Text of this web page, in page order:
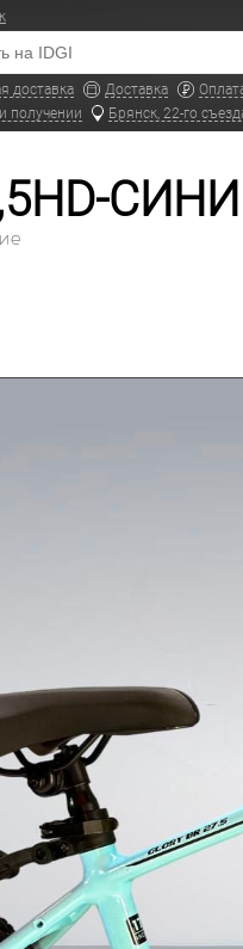
доставка Доставка
получении
Брянск, 22-го